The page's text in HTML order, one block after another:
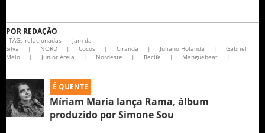
POR REDAÇÃO
TAGs relacionadas
Jam da
Silva
| NORD | Cocos | Ciranda | Juliano Holanda |
Gabriel
Melo
| Junior Areia | Nordeste | Recife | Manguebeat |
É QUENTE
Míriam Maria lança Rama, álbum
produzido por Simone Sou